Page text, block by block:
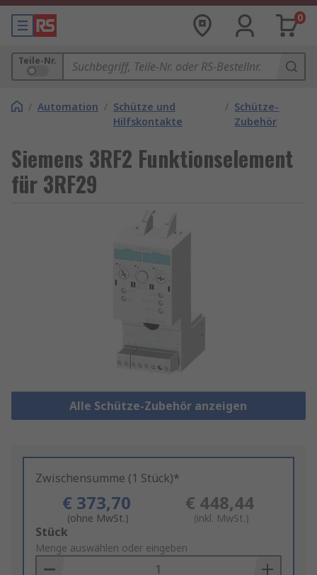
0
Teile-Nr.
/ Automation / Schütze und
Hilfskontakte
/ Schütze-
Zubehör
Siemens 3RF2 Funktionselement
für 3RF29
Alle Schütze-Zubehör anzeigen
Zwischensumme (1 Stück)*
€ 373,70
(ohne MwSt.)
€ 448,44
(inkl. MwSt.)
Add
to
Basket
Stück
Menge auswählen oder eingeben